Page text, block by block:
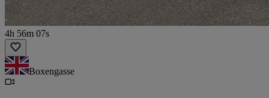
4h 56m 07s
Boxengasse